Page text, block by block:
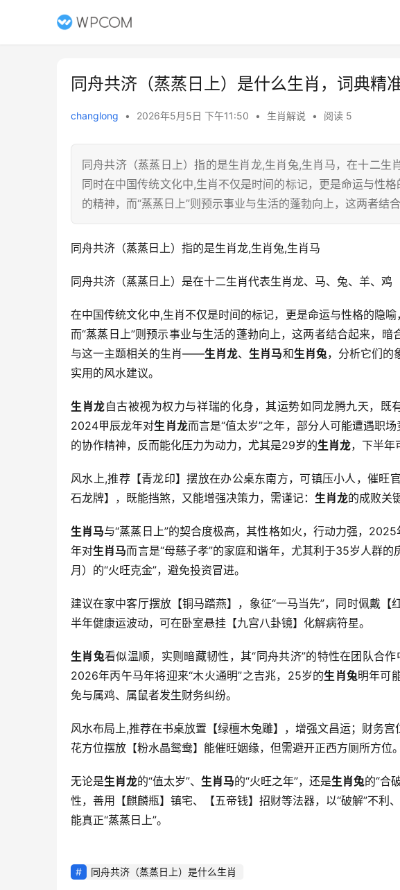
同舟共济（蒸蒸日上）是什么生肖，词典精
changlong • 2026年5月5日 下午11:50 • 生肖解说 • 阅读 5
同舟共济（蒸蒸日上）指的是生肖龙,生肖兔,生肖马，在十二生
同时在中国传统文化中,生肖不仅是时间的标记，更是命运与性
的精神，而“蒸蒸日上”则预示事业与生活的蓬勃向上，这两者结
同舟共济（蒸蒸日上）指的是生肖龙,生肖兔,生肖马
同舟共济（蒸蒸日上）是在十二生肖代表生肖龙、马、兔、羊、鸡
在中国传统文化中,生肖不仅是时间的标记，更是命运与性格的隐喻
而“蒸蒸日上”则预示事业与生活的蓬勃向上，这两者结合起来，
与这一主题相关的生肖——生肖龙、生肖马和生肖兔，分析它们的
实用的风水建议。
生肖龙自古被视为权力与祥瑞的化身，其运势如同龙腾九天，既
2024甲辰龙年对生肖龙而言是“值太岁”之年，部分人可能遭遇职
的协作精神，反而能化压力为动力，尤其是29岁的生肖龙，下半年
风水上,推荐【青龙印】摆放在办公桌东南方，可镇压小人，催旺
石龙牌】，既能挡煞，又能增强决策力，需谨记： 生肖龙的成败关
生肖马与“蒸蒸日上”的契合度极高，其性格如火，行动力强，
年对生肖马而言是“母慈子孝”的家庭和谐年，尤其利于35岁人群
月）的“火旺克金”，避免投资冒进。
建议在家中客厅摆放【铜马踏燕】，象征“一马当先”，同时佩戴
半年健康运波动，可在卧室悬挂【九宫八卦镜】化解病符星。
生肖兔看似温顺，实则暗藏韧性，其“同舟共济”的特性在团队合
2026年丙午马年将迎来“木火通明”之吉兆，25岁的生肖兔明年可
免与属鸡、属鼠者发生财务纠纷。
风水布局上,推荐在书桌放置【绿檀木兔雕】，增强文昌运；财务
花方位摆放【粉水晶鸳鸯】能催旺姻缘，但需避开正西方厕所方位。
无论是生肖龙的“值太岁”、 生肖马的“火旺之年”，还是生肖兔的“合
性，善用【麒麟瓶】镇宅、【五帝钱】招财等法器，以“破解”不利
能真正“蒸蒸日上”。
同舟共济（蒸蒸日上）是什么生肖